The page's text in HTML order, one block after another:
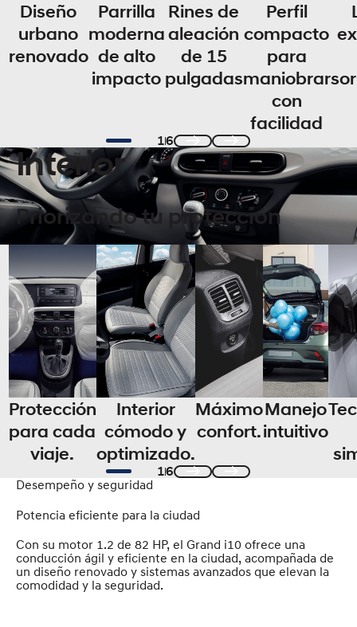
Diseño
urbano
renovado
Parrilla
moderna
de alto
impacto
Rines de
aleación
de 15
pulgadas
Perfil
compacto
para
maniobrar
con
facilidad
16
PreviousNext
Interior
Priorizando tu protección
Protección
para cada
viaje.
Interior
cómodo y
optimizado.
Máximo
confort.
Manejo
intuitivo
16
Desempeño y seguridad
Potencia eficiente para la ciudad
Con su motor 1.2 de 82 HP, el Grand i10 ofrece una
conducción ágil y eficiente en la ciudad, acompañada de
un diseño renovado y sistemas avanzados que elevan la
comodidad y la seguridad.